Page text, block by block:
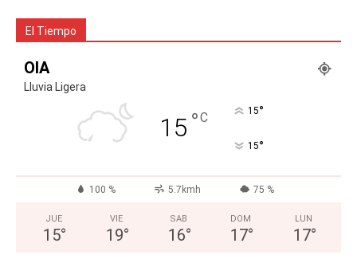
El Tiempo
OIA
Lluvia Ligera
15 °C 15°
15°
100 % 5.7kmh 75 %
JUE
15°
VIE
19°
SAB
16°
DOM
17°
LUN
17°